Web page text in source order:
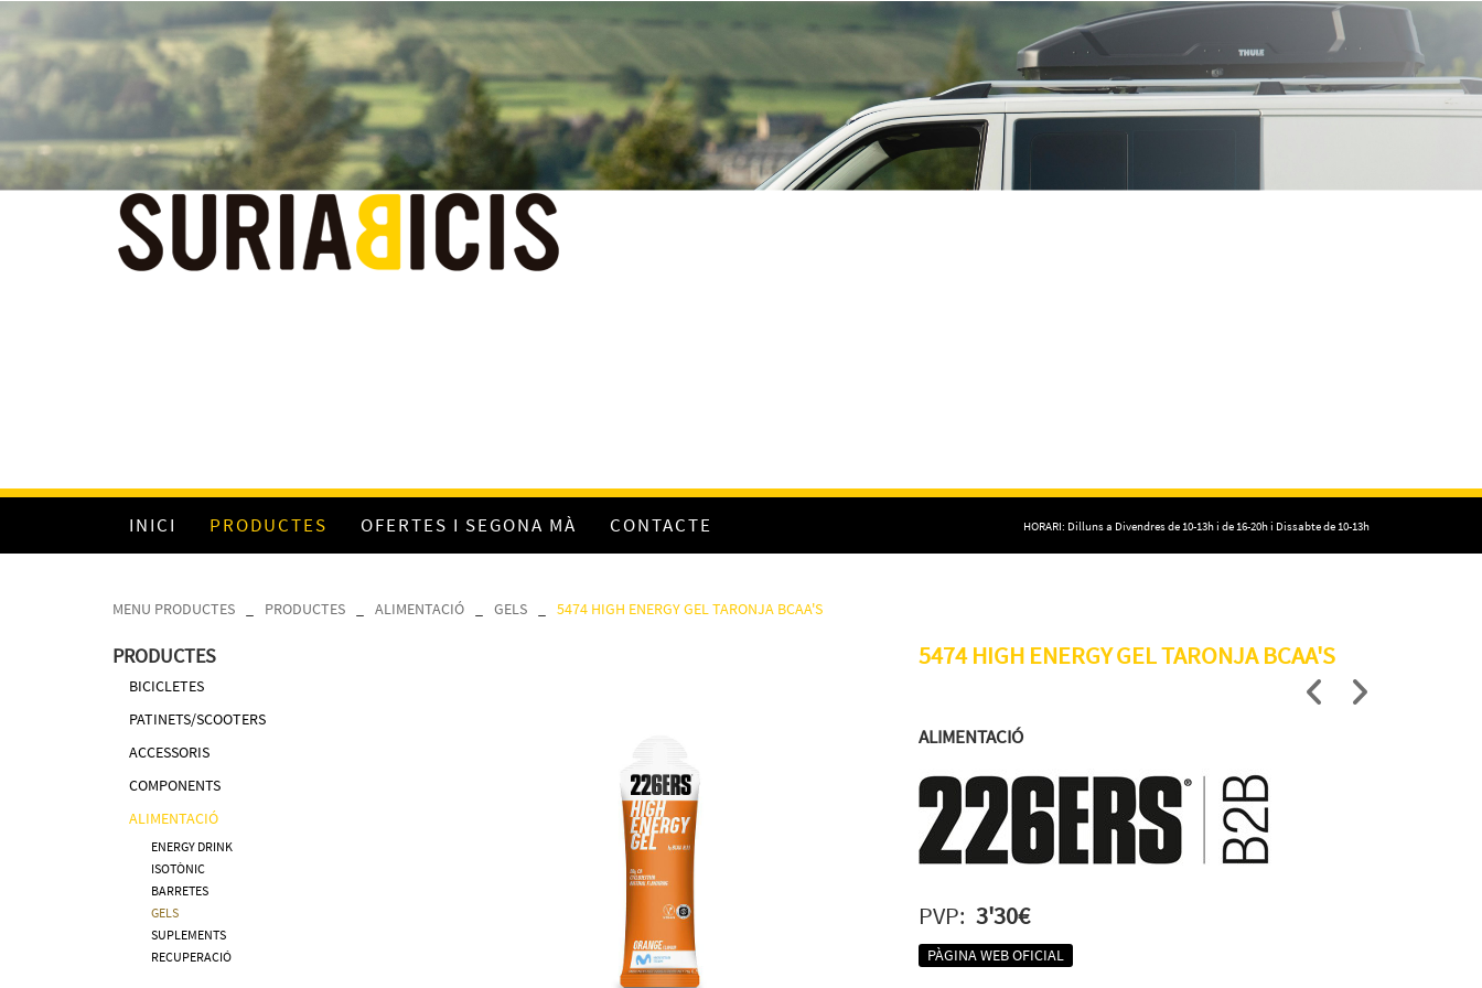
INICI PRODUCTES OFERTES I SEGONA MÀ CONTACTE HORARI: Dilluns a Divendres de 10-13h i de 16-20h i Dissabte de 10-13h
MENU PRODUCTES PRODUCTES ALIMENTACIÓ GELS 5474 HIGH ENERGY GEL TARONJA BCAA'S
PRODUCTES
BICICLETES
PATINETS/SCOOTERS
ACCESSORIS
COMPONENTS
ALIMENTACIÓ
ENERGY DRINK
ISOTÒNIC
BARRETES
GELS
SUPLEMENTS
RECUPERACIÓ
5474 HIGH ENERGY GEL TARONJA BCAA'S
ALIMENTACIÓ
PVP: 3'30€
PÀGINA WEB OFICIAL